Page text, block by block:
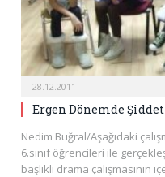
28.12.2011
Ergen Dönemde
Nedim Buğral/Aşağıdaki
6.sınıf öğrencileri ile
başlıklı drama çalışmasının